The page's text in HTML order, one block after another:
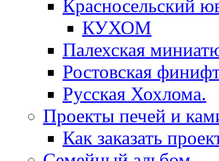
Красносельский
КУХОМ
Палехская
Ростовская
Русская Хохлома.
Проекты печей и
Как заказать